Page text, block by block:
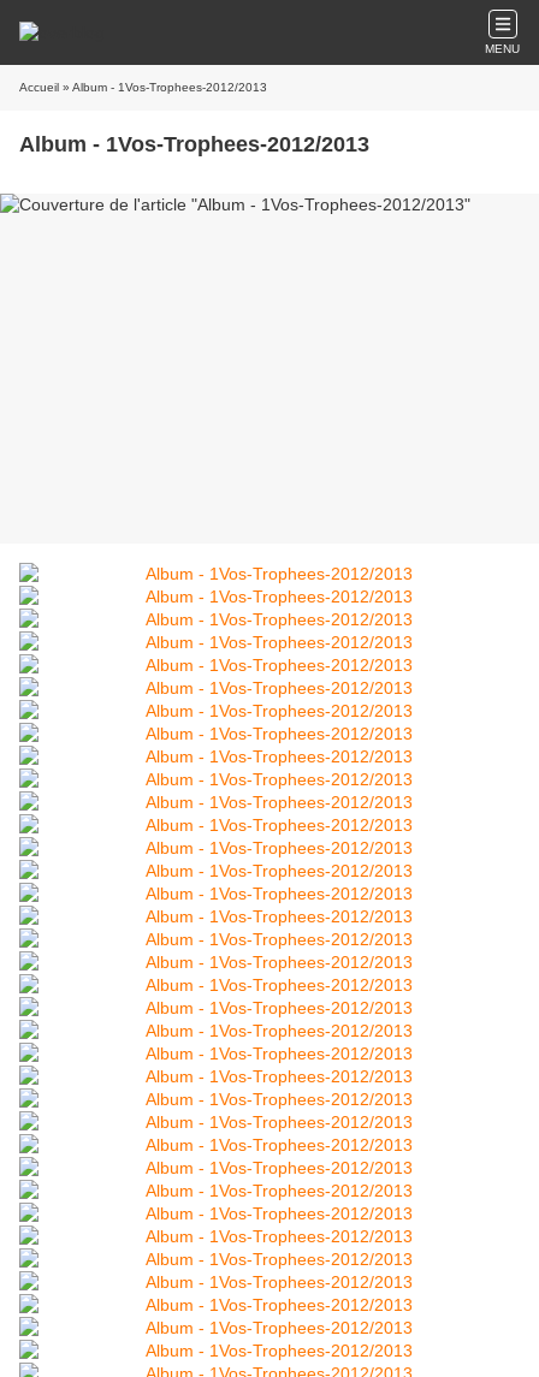
MENU
Accueil » Album - 1Vos-Trophees-2012/2013
Album - 1Vos-Trophees-2012/2013